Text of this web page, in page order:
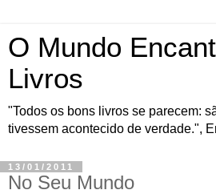
O Mundo
Livros
"Todos os bons livros se parecem:
tivessem acontecido de verdade.",
13/01/2011
No Seu Mundo